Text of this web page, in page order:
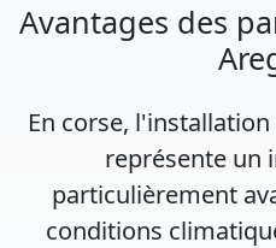
Avantages des
En corse,
représente un
particulièrement
conditions